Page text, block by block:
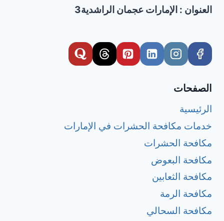
العنوان : الإمارات عجمان الراشدية3
الصفحات
الرئيسية
خدمات مكافحة الحشرات في الإمارات
مكافحة الحشرات
مكافحة البعوض
مكافحة الثعابين
مكافحة الرمة
مكافحة السحالي